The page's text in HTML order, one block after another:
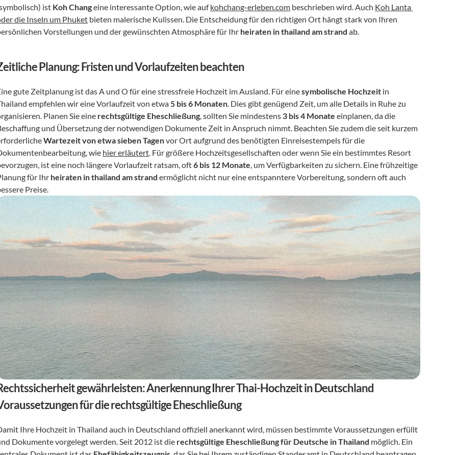
ist Koh Chang eine interessante Option, wie auf kohchang-erleben.com beschrieben wird. Auch Koh Lanta
die Inseln um Phuket bieten malerische Kulissen. Die Entscheidung für den richtigen Ort hängt stark von Ihren
Vorstellungen und der gewünschten Atmosphäre für Ihr heiraten in thailand am strand ab.
Planung: Fristen und Vorlaufzeiten beachten
gute Zeitplanung ist das A und O für eine stressfreie Hochzeit im Ausland. Für eine symbolische Hochzeit in
empfehlen wir eine Vorlaufzeit von etwa 5 bis 6 Monaten. Dies gibt genügend Zeit, um alle Details in Ruhe zu
Planen Sie eine rechtsgültige Eheschließung, sollten Sie mindestens 3 bis 4 Monate einplanen, da die
und Übersetzung der notwendigen Dokumente Zeit in Anspruch nimmt. Beachten Sie zudem die seit kurzem
Wartezeit von etwa sieben Tagen vor Ort aufgrund des benötigten Einreisestempels für die
wie hier erläutert. Für größere Hochzeitsgesellschaften oder wenn Sie ein bestimmtes Resort
ist eine noch längere Vorlaufzeit ratsam, oft 6 bis 12 Monate, um Verfügbarkeiten zu sichern. Eine frühzeitige
für Ihr heiraten in thailand am strand ermöglicht nicht nur eine entspanntere Vorbereitung, sondern oft auch
Preise.
gewährleisten: Anerkennung Ihrer Thai-Hochzeit in Deutschland
für die rechtsgültige Eheschließung
Ihre Hochzeit in Thailand auch in Deutschland offiziell anerkannt wird, müssen bestimmte Voraussetzungen erfüllt
Dokumente vorgelegt werden. Seit 2012 ist die rechtsgültige Eheschließung für Deutsche in Thailand möglich. Ein